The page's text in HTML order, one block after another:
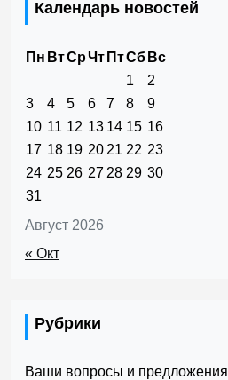
Календарь новостей
Август 2026
Пн ВтСрЧт ПтСб Вс
1
2
3
4 5 6 7 8
9
10 11 12 13 14 15 16
17 18 19 20 21 22 23
24 25 26 27 28 29 30
31
« Окт
Рубрики
Ваши вопросы и предложения